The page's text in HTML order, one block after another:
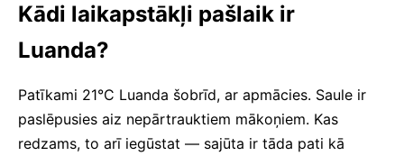
Kādi laikapstākļi pašlaik ir
Luanda?
Patīkami 21°C Luanda šobrīd, ar apmācies. Saule ir
paslēpusies aiz nepārtrauktiem mākoņiem. Kas
redzams, to arī iegūstat — sajūta ir tāda pati kā